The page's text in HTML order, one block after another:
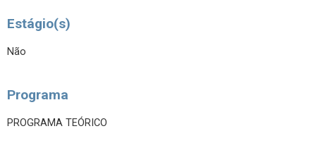
Estágio(s)
Não
Programa
PROGRAMA TEÓRICO